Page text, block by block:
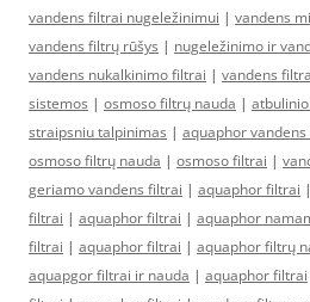
vandens filtrai nugeležinimui | vandens
vandens filtrų rūšys | nugeležinimo ir
vandens nukalkinimo filtrai | vandens
sistemos | osmoso filtrų nauda |
straipsniu talpinimas | aquaphor
osmoso filtrų nauda | osmoso filtrai |
geriamo vandens filtrai | aquaphor filtrai |
filtrai | aquaphor filtrai | aquaphor
filtrai | aquaphor filtrai | aquaphor filtrų
aquapgor filtrai ir nauda | aquaphor filtrai